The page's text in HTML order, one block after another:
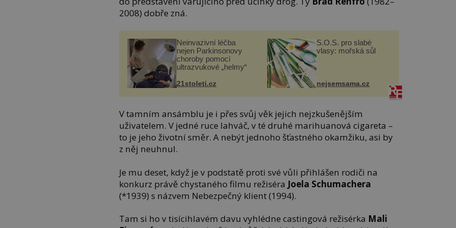
2008) dobře zná.
Neinvazivní léčba
nejen Parkinsonovy
choroby pomocí
ultrazvukové „helmy“
21stoleti.cz
S.O.S. pro slabé
vlasy: mořská sůl
nejsemsama.cz
V tamním ansámblu je i přes svůj věk jejich nejzkušenějším
uživatelem. V jedné ruce lahváč, v té druhé marihuanová cigareta –
to je jeho životní směr. A nebýt jednoho šťastného okamžiku, asi by
z něj neuhnul.
Je mu deset, když je v podstatě proti své vůli přihlášen rodiči na
konkurz právě chystaného filmu režiséra Joela Schumachera
(*1939) s názvem Nebezpečný klient (1994).
Tam si ho v tisícihlavém davu vyhlédne castingová režisérka Mali